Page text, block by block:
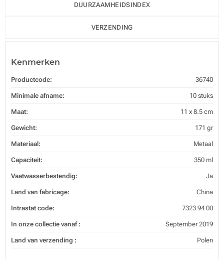
DUURZAAMHEIDSINDEX
VERZENDING
Kenmerken
Productcode: 36740
Minimale afname: 10 stuks
Maat: 11 x 8.5 cm
Gewicht: 171 gr
Materiaal: Metaal
Capaciteit: 350 ml
Vaatwasserbestendig: Ja
Land van fabricage: China
Intrastat code: 7323 94 00
In onze collectie vanaf : September 2019
Land van verzending : Polen